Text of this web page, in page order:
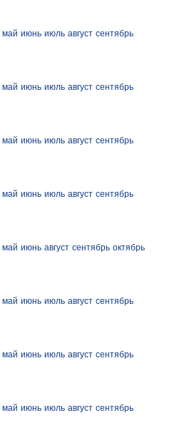
май июнь июль август сентябрь
май июнь июль август сентябрь
май июнь июль август сентябрь
май июнь июль август сентябрь
май июнь август сентябрь октябрь
май июнь июль август сентябрь
май июнь июль август сентябрь
май июнь июль август сентябрь